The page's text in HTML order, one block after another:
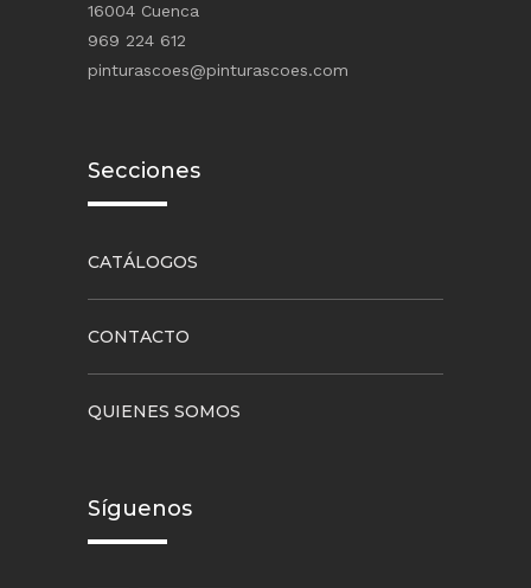
16004 Cuenca
969 224 612
pinturascoes@pinturascoes.com
Secciones
CATÁLOGOS
CONTACTO
QUIENES SOMOS
Síguenos